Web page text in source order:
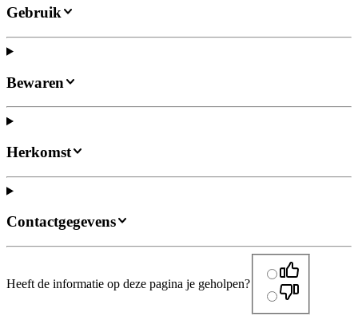
Gebruik
Bewaren
Herkomst
Contactgegevens
Heeft de informatie op deze pagina je geholpen?